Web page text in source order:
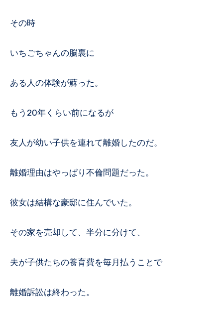
その時
いちごちゃんの脳裏に
ある人の体験が蘇った。
もう20年くらい前になるが
友人が幼い子供を連れて離婚したのだ。
離婚理由はやっぱり不倫問題だった。
彼女は結構な豪邸に住んでいた。
その家を売却して、半分に分けて、
夫が子供たちの養育費を毎月払うことで
離婚訴訟は終わった。